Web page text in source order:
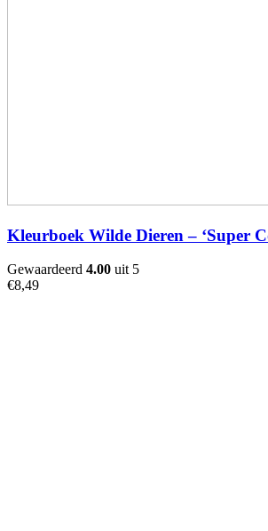
Kleurboek Wilde Dieren – ‘Super
Gewaardeerd 4.00 uit 5
€8,49